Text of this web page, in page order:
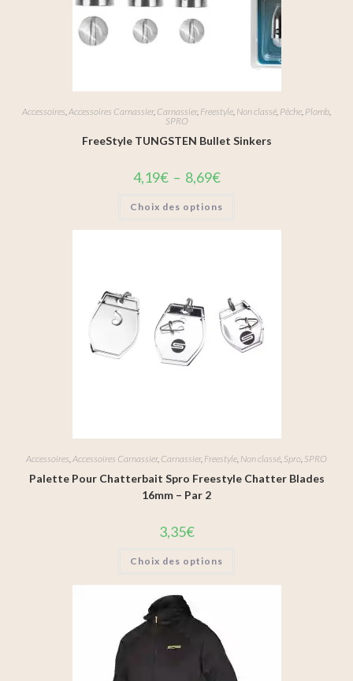
Accessoires Accessoires Carnassier, Carnassier, Freestyle Non classé Pêche Plomb
SPRO
FreeStyle TUNGSTEN Bullet Sinkers
4,19€ – 8,69€
Choix des options
Accessoires,Accessoires Carnassier, Carnassier, Freestyle, Non classé, Spro, SPRO
Palette Pour Chatterbait Spro Freestyle Chatter Blades
16mm – Par 2
3,35€
Choix des options